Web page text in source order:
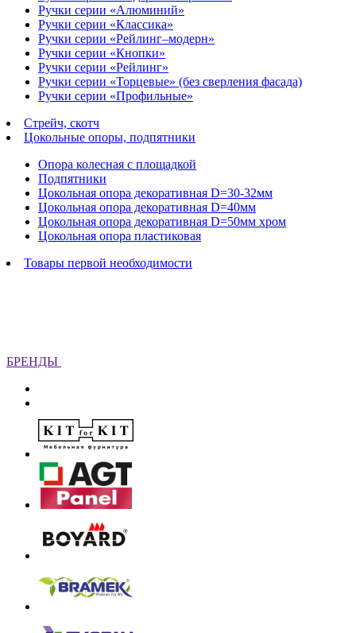
Ручки серии «Алюминий»
Ручки серии «Классика»
Ручки серии «Рейлинг–модерн»
Ручки серии «Кнопки»
Ручки серии «Рейлинг»
Ручки серии «Торцевые» (без сверления фасада)
Ручки серии «Профильные»
Стрейч, скотч
Цокольные опоры, подпятники
Опора колесная с площадкой
Подпятники
Цокольная опора декоративная D=30-32мм
Цокольная опора декоративная D=40мм
Цокольная опора декоративная D=50мм хром
Цокольная опора пластиковая
Товары первой необходимости
БРЕНДЫ